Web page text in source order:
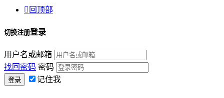
 回顶部
切换注册登录
用户名或邮箱
找回密码 密码
记住我